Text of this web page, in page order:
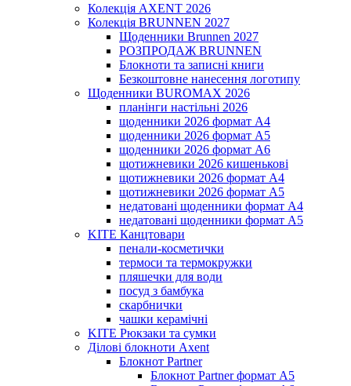
Колекція AXENT 2026
Колекція BRUNNEN 2027
Щоденники Brunnen 2027
РОЗПРОДАЖ BRUNNEN
Блокноти та записні книги
Безкоштовне нанесення логотипу
Щоденники BUROMAX 2026
планінги настільні 2026
щоденники 2026 формат А4
щоденники 2026 формат А5
щоденники 2026 формат А6
щотижневики 2026 кишенькові
щотижневики 2026 формат А4
щотижневики 2026 формат А5
недатовані щоденники формат А4
недатовані щоденники формат А5
KITE Канцтовари
пенали-косметички
термоси та термокружки
пляшечки для води
посуд з бамбука
скарбнички
чашки керамічні
KITE Рюкзаки та сумки
Ділові блокноти Axent
Блокнот Partner
Блокнот Partner формат А5